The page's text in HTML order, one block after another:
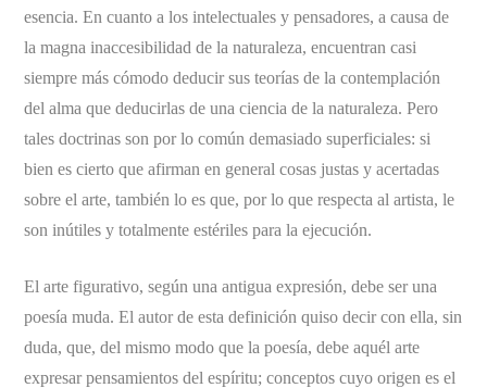
esencia. En cuanto a los intelectuales y pensadores, a causa de
la magna inaccesibilidad de la naturaleza, encuentran casi
siempre más cómodo deducir sus teorías de la contemplación
del alma que deducirlas de una ciencia de la naturaleza. Pero
tales doctrinas son por lo común demasiado superficiales: si
bien es cierto que afirman en general cosas justas y acertadas
sobre el arte, también lo es que, por lo que respecta al artista, le
son inútiles y totalmente estériles para la ejecución.
El arte figurativo, según una antigua expresión, debe ser una
poesía muda. El autor de esta definición quiso decir con ella, sin
duda, que, del mismo modo que la poesía, debe aquél arte
expresar pensamientos del espíritu; conceptos cuyo origen es el